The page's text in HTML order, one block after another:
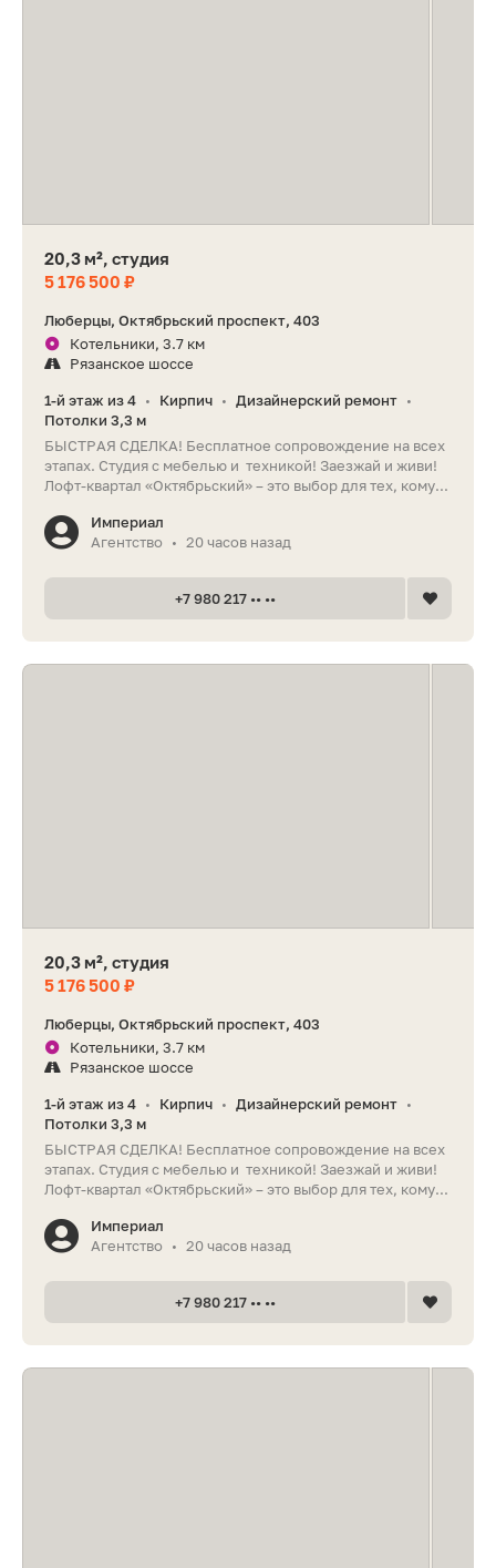
20,3 м², студия
5 176 500 ₽
Люберцы, Октябрьский проспект, 403
Котельники, 3.7 км
Рязанское шоссе
1-й этаж из 4 • Кирпич • Дизайнерский ремонт •
Потолки 3,3 м
БЫСТРАЯ СДЕЛКА! Бесплатное сопровождение на всех
этапах. Студия с мебелью и техникой! Заезжай и живи!
Лофт-квартал «Октябрьский» – это выбор для тех, кому...
Империал
Агентство
• 20 часов назад
+7 980 217 •• ••
20,3 м², студия
5 176 500 ₽
Люберцы, Октябрьский проспект, 403
Котельники, 3.7 км
Рязанское шоссе
1-й этаж из 4 • Кирпич • Дизайнерский ремонт •
Потолки 3,3 м
БЫСТРАЯ СДЕЛКА! Бесплатное сопровождение на всех
этапах. Студия с мебелью и техникой! Заезжай и живи!
Лофт-квартал «Октябрьский» – это выбор для тех, кому...
Империал
Агентство
• 20 часов назад
+7 980 217 •• ••